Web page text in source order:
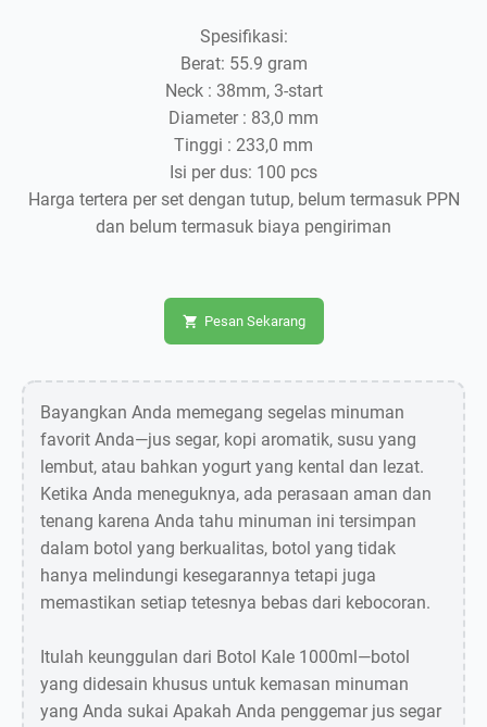
Spesifikasi:
Berat: 55.9 gram
Neck : 38mm, 3-start
Diameter : 83,0 mm
Tinggi : 233,0 mm
Isi per dus: 100 pcs
Harga tertera per set dengan tutup, belum termasuk PPN
dan belum termasuk biaya pengiriman
Pesan Sekarang
Bayangkan Anda memegang segelas minuman
favorit Anda—jus segar, kopi aromatik, susu yang
lembut, atau bahkan yogurt yang kental dan lezat.
Ketika Anda meneguknya, ada perasaan aman dan
tenang karena Anda tahu minuman ini tersimpan
dalam botol yang berkualitas, botol yang tidak
hanya melindungi kesegarannya tetapi juga
memastikan setiap tetesnya bebas dari kebocoran.
Itulah keunggulan dari Botol Kale 1000ml—botol
yang didesain khusus untuk kemasan minuman
yang Anda sukai Apakah Anda penggemar jus segar